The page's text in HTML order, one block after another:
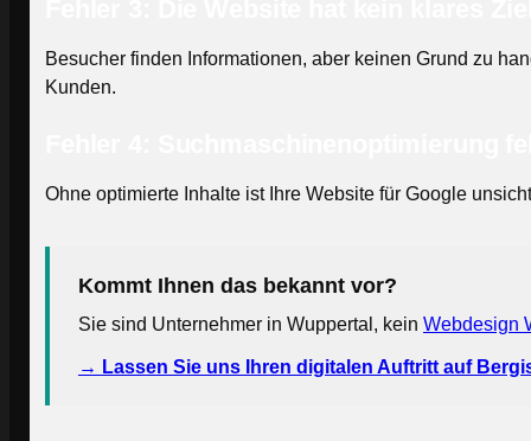
Besucher finden Informationen, aber keinen Grund zu
Kunden.
Ohne optimierte Inhalte ist Ihre Website für Google
Kommt Ihnen das bekannt vor?
Sie sind Unternehmer in Wuppertal, kein Webdesign
→ Lassen Sie uns Ihren digitalen Auftritt auf